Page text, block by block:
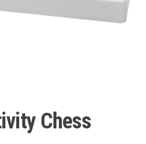
Chess